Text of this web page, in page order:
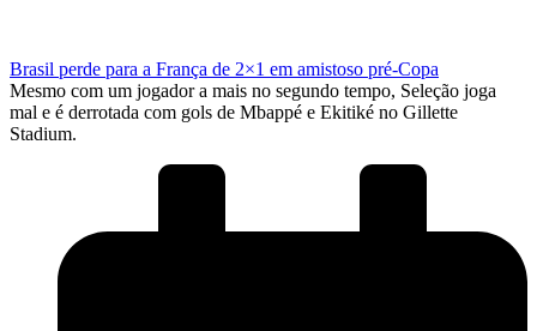
Brasil perde para a França de 2×1 em amistoso pré-Copa
Mesmo com um jogador a mais no segundo tempo, Seleção joga
mal e é derrotada com gols de Mbappé e Ekitiké no Gillette
Stadium.